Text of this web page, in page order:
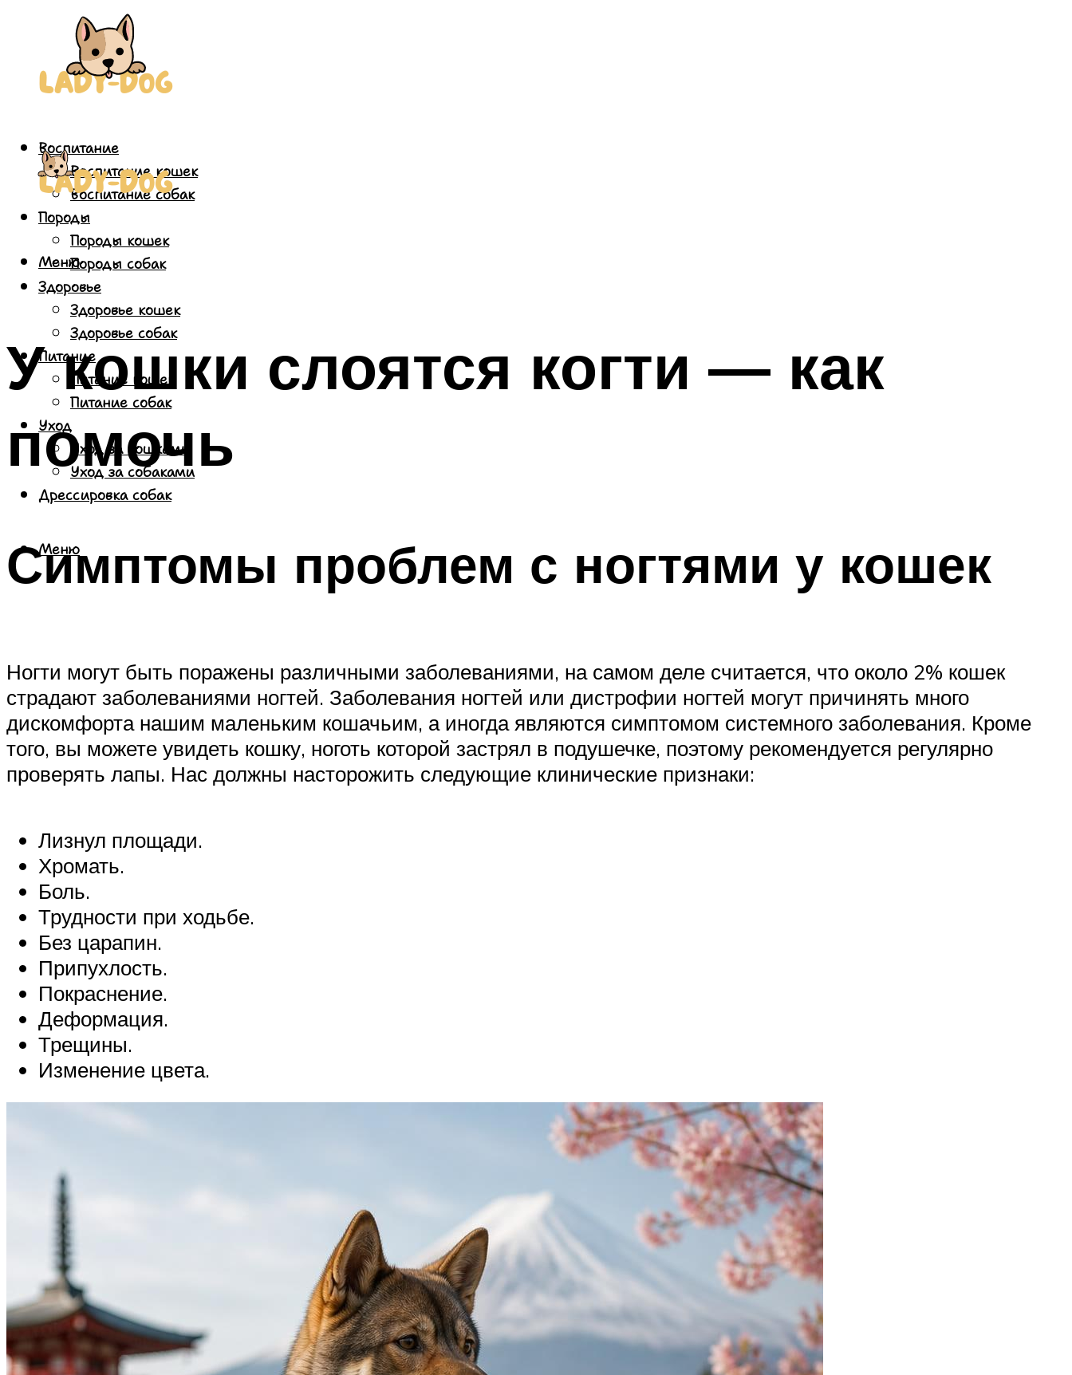
Воспитание
Воспитание кошек
Воспитание собак
Породы
Породы кошек
Породы собак
Здоровье
Здоровье кошек
Здоровье собак
Питание
Питание кошек
Питание собак
Уход
Уход за кошками
Уход за собаками
Дрессировка собак
Меню
Меню
У кошки слоятся когти — как
помочь
Симптомы проблем с ногтями у кошек
Ногти могут быть поражены различными заболеваниями, на самом деле считается, что около 2% кошек
страдают заболеваниями ногтей. Заболевания ногтей или дистрофии ногтей могут причинять много
дискомфорта нашим маленьким кошачьим, а иногда являются симптомом системного заболевания. Кроме
того, вы можете увидеть кошку, ноготь которой застрял в подушечке, поэтому рекомендуется регулярно
проверять лапы. Нас должны насторожить следующие клинические признаки:
Лизнул площади.
Хромать.
Боль.
Трудности при ходьбе.
Без царапин.
Припухлость.
Покраснение.
Деформация.
Трещины.
Изменение цвета.